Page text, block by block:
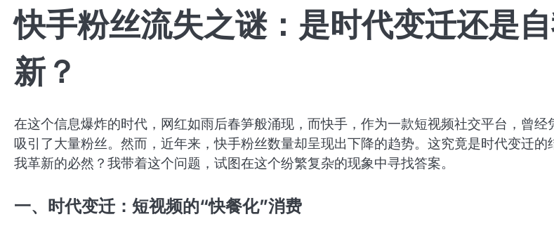
快手粉丝流失之谜：是时代变迁还是
新？
在这个信息爆炸的时代，网红如雨后春笋般涌现，而快手，作为一款短视频社交平台，曾经
吸引了大量粉丝。然而，近年来，快手粉丝数量却呈现出下降的趋势。这究竟是时代变迁的
我革新的必然？我带着这个问题，试图在这个纷繁复杂的现象中寻找答案。
一、时代变迁：短视频的“快餐化”消费